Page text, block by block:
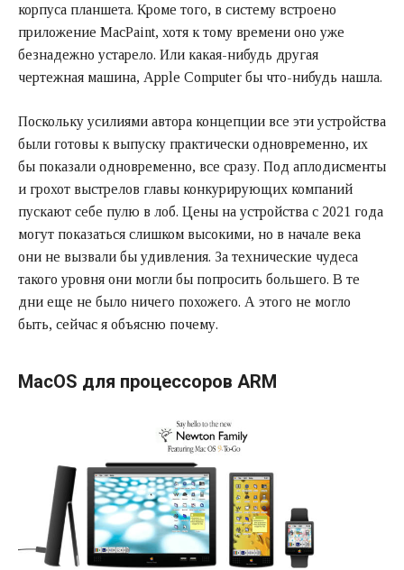
корпуса планшета. Кроме того, в систему встроено
приложение MacPaint, хотя к тому времени оно уже
безнадежно устарело. Или какая-нибудь другая
чертежная машина, Apple Computer бы что-нибудь нашла.
Поскольку усилиями автора концепции все эти устройства
были готовы к выпуску практически одновременно, их
бы показали одновременно, все сразу. Под аплодисменты
и грохот выстрелов главы конкурирующих компаний
пускают себе пулю в лоб. Цены на устройства с 2021 года
могут показаться слишком высокими, но в начале века
они не вызвали бы удивления. За технические чудеса
такого уровня они могли бы попросить большего. В те
дни еще не было ничего похожего. А этого не могло
быть, сейчас я объясню почему.
MacOS для процессоров ARM